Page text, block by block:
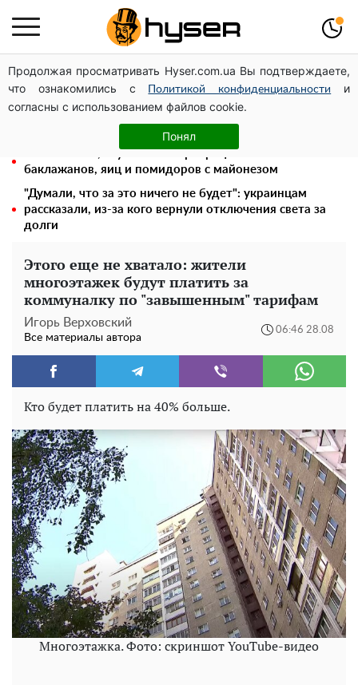
Продолжая просматривать Hyser.com.ua Вы подтверждаете,
что ознакомились с
Политикой конфиденциальности
и
согласны с использованием файлов cookie.
Понял
Полностью голая Анна Тринчер блеснула
"прелестями": таких размеров вы еще не видели
"Холостячка" Ксения Мишина перестаралась и
блеснула зоной бикини: слишком широко раздвинула
баклажанов, яиц и помидоров с майонезом
"Думали, что за это ничего не будет": украинцам
рассказали, из-за кого вернули отключения света за
долги
Этого еще не хватало: жители
многоэтажек будут платить за
коммуналку по "завышенным" тарифам
Игорь Верховский
Все материалы автора
06:46 28.08
Кто будет платить на 40% больше.
Многоэтажка. Фото: скриншот YouTube-видео